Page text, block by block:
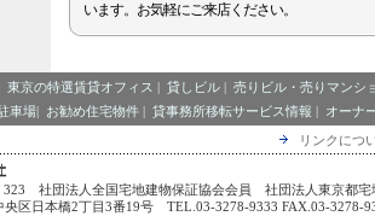
います。お気軽にご来店ください。
東京の特選賃貸オフィス | 貸しビル | 売りビル・売りマンシ
車場| お勧め住宅物件 | 貸事務所移転サービス情報 | オーナ
リンクにつ
323 社団法人全国宅地建物保証協会会員 社団法人東京都宅
区日本橋2丁目3番19号 TEL.03-3278-9333 FAX.03-3278-